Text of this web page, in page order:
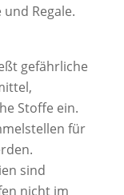
Regale.
gefährliche
Stoffe ein.
für
sind
nicht im